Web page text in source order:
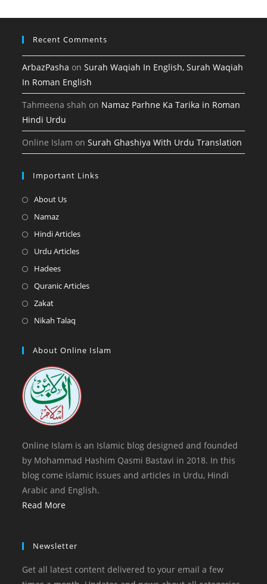
tab
Recent Comments
ArbazPasha onSurah Waqiah In English, Surah Waqiah
In Roman English
Tahmeena shah on Namaz Parhne Ka Tarika in Roman
Hindi Urdu
Online Islam onSurah Ghashiya With Urdu Translation
Important Links
About UsOpens
a
NamazOpens
in
Hindi ArticlesOpens
Urdu ArticlesOpens
a
HadeesOpens
in
Quranic ArticlesOpens
tab
ZakatOpens
in
new
Nikah Talaq
a
tab
About Online Islam
Online Islam is an Islamic blog designed and founded
by Mohammad Hashim Qasmi Bastavi in 2018. In this
blog come islamic issues and articles in Urdu, Hindi
Arabic and English.
Read More
Newsletter
Get all latest content delivered to your email a few